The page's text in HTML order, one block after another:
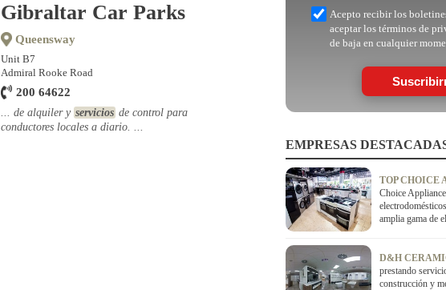
Acepto recibir los
aceptar los términos de
de baja en cualquier
EMPRESAS
TOP CHOICE
Choice
amplia gama de
D&H
prestando
construcción y
Gibraltar Car Parks
Queensway
Unit B7
Admiral Rooke Road
200 64622
... de alquiler y servicios de control para
conductores locales a diario. ...